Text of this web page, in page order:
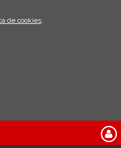
de cookies.